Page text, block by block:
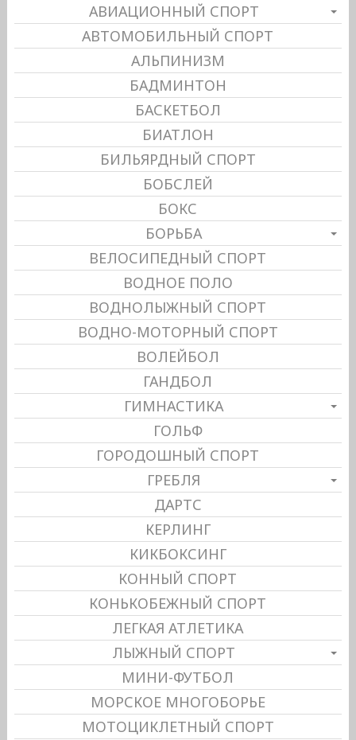
АВИАЦИОННЫЙ СПОРТ
АВТОМОБИЛЬНЫЙ СПОРТ
АЛЬПИНИЗМ
БАДМИНТОН
БАСКЕТБОЛ
БИАТЛОН
БИЛЬЯРДНЫЙ СПОРТ
БОБСЛЕЙ
БОКС
БОРЬБА
ВЕЛОСИПЕДНЫЙ СПОРТ
ВОДНОЕ ПОЛО
ВОДНОЛЫЖНЫЙ СПОРТ
ВОДНО-МОТОРНЫЙ СПОРТ
ВОЛЕЙБОЛ
ГАНДБОЛ
ГИМНАСТИКА
ГОЛЬФ
ГОРОДОШНЫЙ СПОРТ
ГРЕБЛЯ
ДАРТС
КЕРЛИНГ
КИКБОКСИНГ
КОННЫЙ СПОРТ
КОНЬКОБЕЖНЫЙ СПОРТ
ЛЕГКАЯ АТЛЕТИКА
ЛЫЖНЫЙ СПОРТ
МИНИ-ФУТБОЛ
МОРСКОЕ МНОГОБОРЬЕ
МОТОЦИКЛЕТНЫЙ СПОРТ